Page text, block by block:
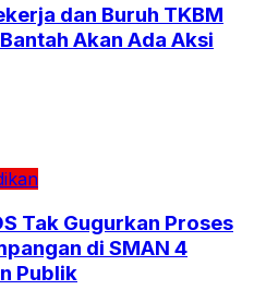
dan Buruh TKBM
Akan Ada Aksi
Tak Gugurkan Proses
di SMAN 4
Publik